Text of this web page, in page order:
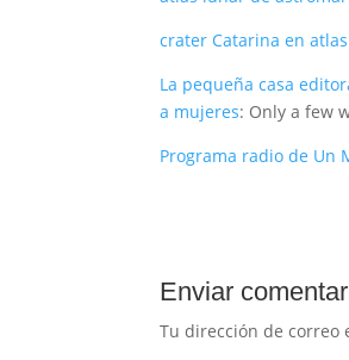
crater Catarina en
La pequeña casa
a mujeres: Only a few
Programa radio de Un
Enviar
Tu dirección de correo